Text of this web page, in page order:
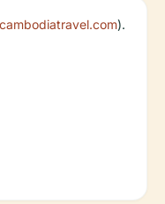
cambodiatravel.com).